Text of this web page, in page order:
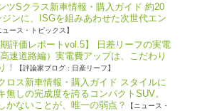
ツSクラス新車情報・購入ガイド 約20
ンに、ISGを組みあわせた次世代エン
ュース・トピックス】
期評価レポートvol.5】 日差リーフの実電
速道路編）実電費アップは、こだわり
！
【評論家ブログ : 日産リーフ】
ロス新車情報・購入ガイド スタイルに
無しの完成度を誇るコンパクトSUV。
かないことが、唯一の弱点？
【ニュース・